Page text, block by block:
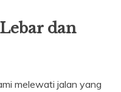
dan
melewati jalan yang